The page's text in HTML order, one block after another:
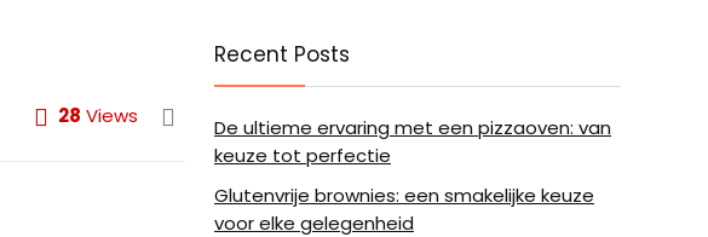
28 Views
Recent Posts
De ultieme ervaring met een pizzaoven: van
keuze tot perfectie
Glutenvrije brownies: een smakelijke keuze
voor elke gelegenheid